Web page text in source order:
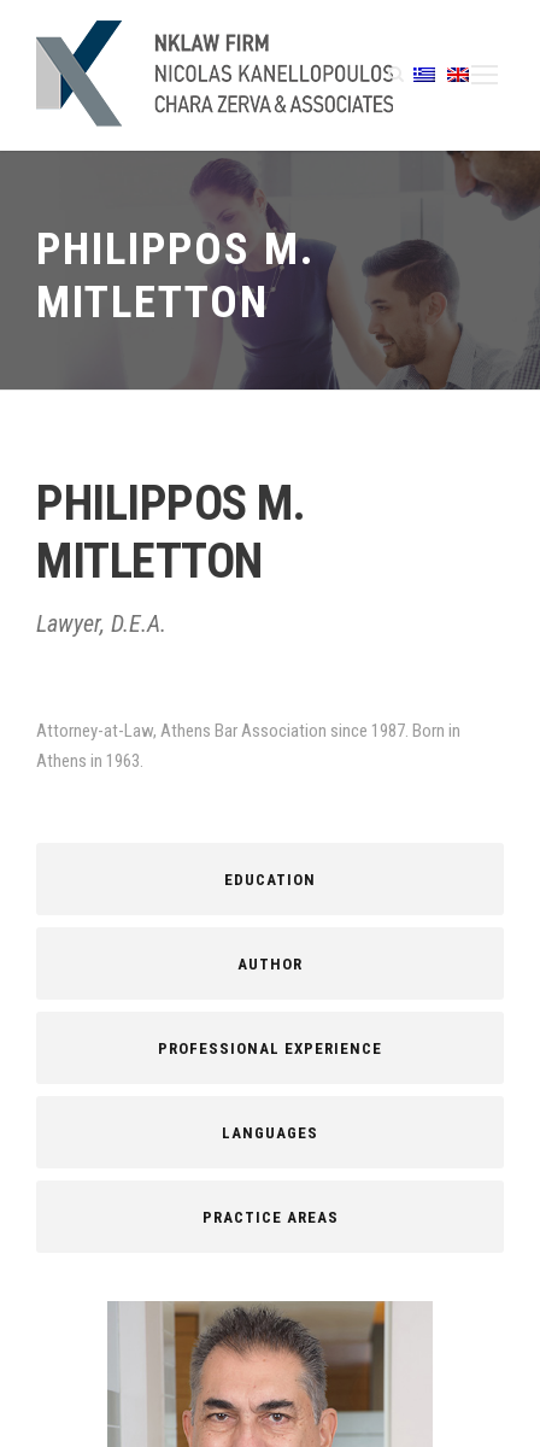
PHILIPPOS M.
MITLETTON
PHILIPPOS M.
MITLETTON
Lawyer, D.E.A.
Attorney-at-Law, Athens Bar Association since 1987. Born in
Athens in 1963.
EDUCATION
AUTHOR
PROFESSIONAL EXPERIENCE
LANGUAGES
PRACTICE AREAS